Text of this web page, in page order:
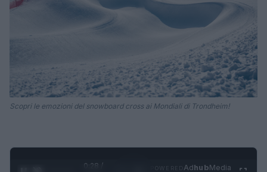
Scopri le emozioni del snowboard cross ai Mondiali di Trondheim!
0:28 /
AdhubMedia